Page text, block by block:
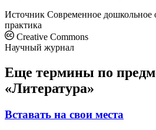
Источник Современное дошкольное
практика
Creative Commons
Научный журнал
Еще термины по
«Литература»
Вставать на свои места